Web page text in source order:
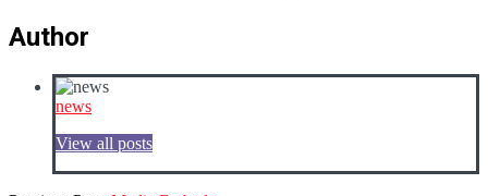
Author
news
View all posts